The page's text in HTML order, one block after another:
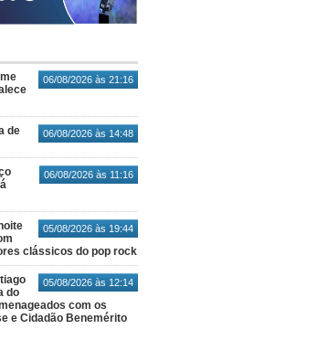
06/08/2026 às 21:16
06/08/2026 às 14:48
de
06/08/2026 às 11:16
05/08/2026 às 19:44
clássicos do pop rock
05/08/2026 às 12:14
do
com os
e Cidadão Benemérito